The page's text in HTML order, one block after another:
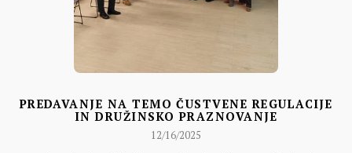
PREDAVANJE NA TEMO ČUSTVENE REGULACIJE
IN DRUŽINSKO PRAZNOVANJE
12/16/2025